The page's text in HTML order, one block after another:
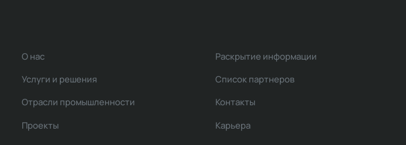
О нас
Услуги и решения
Отрасли промышленности
Проекты
Раскрытие информации
Список партнеров
Контакты
Карьера